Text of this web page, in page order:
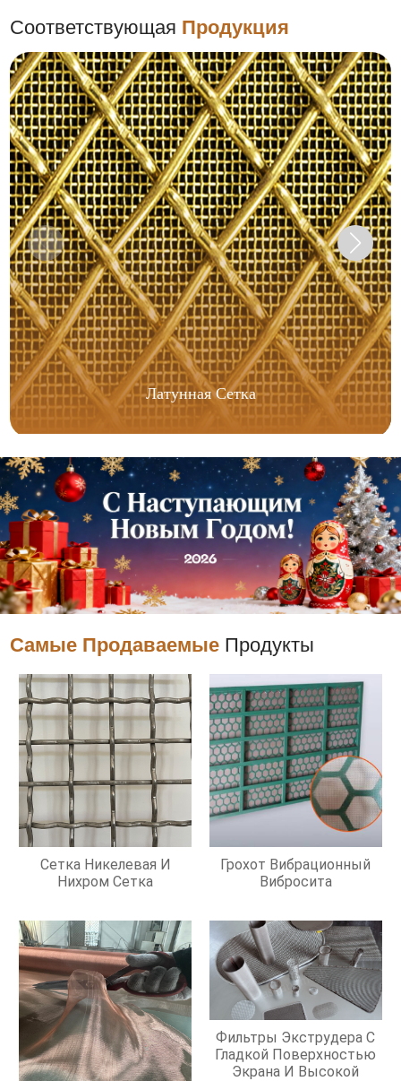
Соответствующая Продукция
Латунная Сетка
Самые Продаваемые Продукты
Сетка Никелевая И
Нихром Сетка
Грохот Вибрационный
Вибросита
Фильтры Экструдера С
Гладкой Поверхностью
Экрана И Высокой